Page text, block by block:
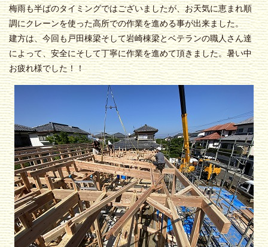
梅雨も半ばのタイミングではございましたが、お天気に恵まれ順
調にクレーンを使った高所での作業を進める事が出来ました。
建方は、今回も戸田棟梁そして岩崎棟梁とベテランの職人さん達
によって、安全にそして丁寧に作業を進めて頂きました。暑い中
お疲れ様でした！！